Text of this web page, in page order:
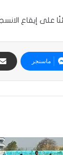
إيقاع
ماسنجر